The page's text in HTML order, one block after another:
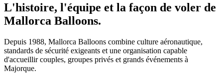
L'histoire, l'équipe et la façon de voler de
Mallorca Balloons.
Depuis 1988, Mallorca Balloons combine culture aéronautique,
standards de sécurité exigeants et une organisation capable
d'accueillir couples, groupes privés et grands événements à
Majorque.